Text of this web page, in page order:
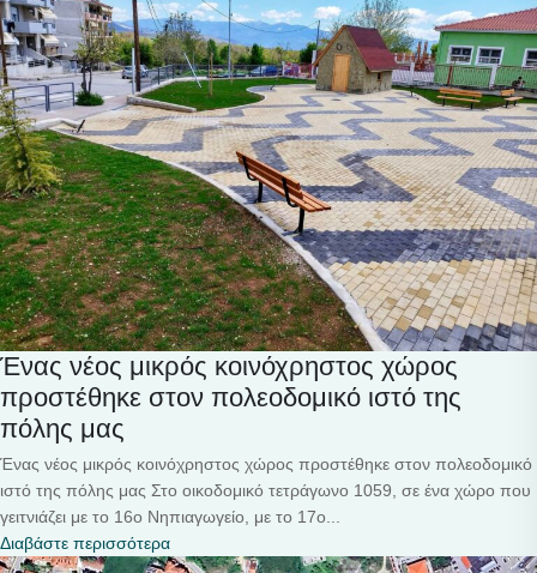
Ένας νέος μικρός κοινόχρηστος χώρος
προστέθηκε στον πολεοδομικό ιστό της
πόλης μας
Ένας νέος μικρός κοινόχρηστος χώρος προστέθηκε στον πολεοδομικό
ιστό της πόλης μας Στο οικοδομικό τετράγωνο 1059, σε ένα χώρο που
γειτνιάζει με το 16o Νηπιαγωγείο, με το 17ο...
Διαβάστε περισσότερα